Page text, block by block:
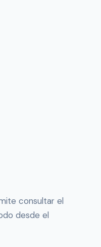
consultar el
desde el